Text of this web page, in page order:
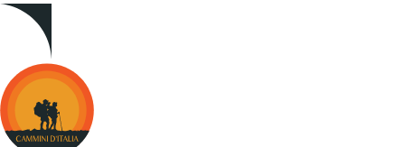
Cammini
d&#039;Italia